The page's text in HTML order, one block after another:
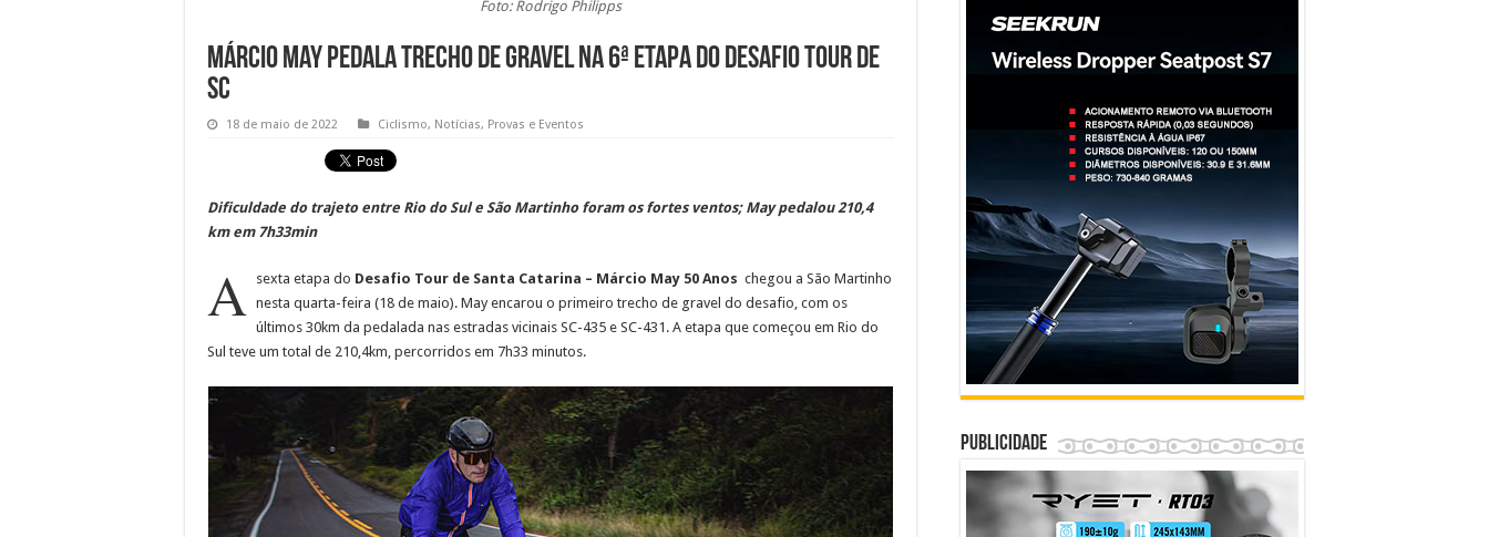
Foto: Rodrigo Philipps
Márcio May pedala trecho de gravel na 6ª etapa do Desafio Tour de
SC
18 de maio de 2022 Ciclismo, Notícias, Provas e Eventos
Dificuldade do trajeto entre Rio do Sul e São Martinho foram os fortes ventos; May pedalou 210,4
km em 7h33min
A sexta etapa do Desafio Tour de Santa Catarina – Márcio May 50 Anos chegou a São Martinho
nesta quarta-feira (18 de maio). May encarou o primeiro trecho de gravel do desafio, com os
últimos 30km da pedalada nas estradas vicinais SC-435 e SC-431. A etapa que começou em Rio do
Sul teve um total de 210,4km, percorridos em 7h33 minutos.
Publicidade